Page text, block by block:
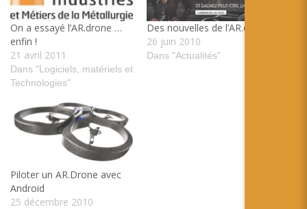
On a essayé l’AR.drone …
enfin !
21 avril 2011
Dans "Logiciels, matériels et
Technologies"
Des nouvelles de l’AR.drone
26 juin 2010
Dans "Actualités"
Piloter un AR.Drone avec
Android
25 décembre 2010